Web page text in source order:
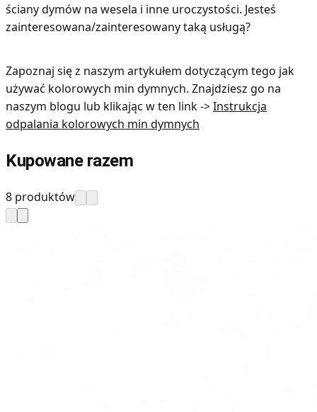
ściany dymów na wesela i inne uroczystości. Jesteś
zainteresowana/zainteresowany taką usługą?
Zapoznaj się z naszym artykułem dotyczącym tego jak
używać kolorowych min dymnych. Znajdziesz go na
naszym blogu lub klikając w ten link ->Instrukcja
odpalania kolorowych min dymnych
Kupowane razem
8 produktów